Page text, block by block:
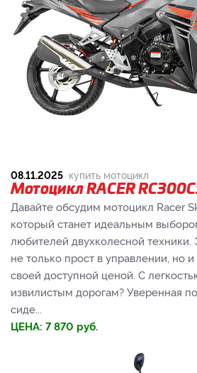
08.11.2025 купить мотоцикл
Мотоцикл RACER
Давайте обсудим мотоцикл Racer
который станет идеальным
любителей двухколесной
не только прост в управлении, но
своей доступной ценой. С
извилистым дорогам? Уверенная
сиде...
ЦЕНА: 7 870 руб.